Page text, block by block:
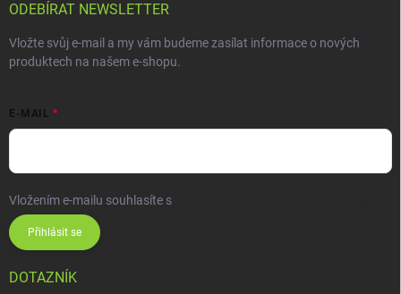
ODEBÍRAT NEWSLETTER
Vložte svůj e-mail a my vám budeme zasílat informace o nových
produktech na našem e-shopu.
E-MAIL
Vložením e-mailu souhlasíte s
Přihlásit se
DOTAZNÍK